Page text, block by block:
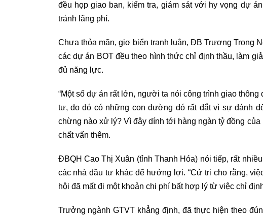
đều họp giao ban, kiểm tra, giám sát với hy vọng dự
tránh lãng phí.
Chưa thỏa mãn, giơ biển tranh luận, ĐB Trương Trọng
các dự án BOT đều theo hình thức chỉ định thầu, làm
đủ năng lực.
“Một số dự án rất lớn, người ta nói công trình giao
tư, do đó có những con đường đó rất đắt vì sự đánh
chừng nào xử lý? Vì đây dính tới hàng ngàn tỷ đồng
chất vấn thêm.
ĐBQH Cao Thị Xuân (tỉnh Thanh Hóa) nói tiếp, rất
các nhà đầu tư khác để hưởng lợi. “Cử tri cho rằng,
hội đã mất đi một khoản chi phí bất hợp lý từ việc chỉ
Trưởng ngành GTVT khẳng định, đã thực hiện theo